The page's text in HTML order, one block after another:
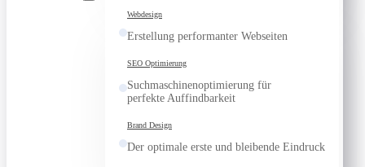
Webdesign
Erstellung performanter Webseiten
SEO Optimierung
Suchmaschinenoptimierung für
perfekte Auffindbarkeit
Brand Design
Der optimale erste und bleibende Eindruck